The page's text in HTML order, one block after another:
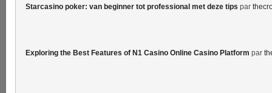
Starcasino poker: van beginner tot professional met deze tips par
Exploring the Best Features of N1 Casino Online Casino Platform par